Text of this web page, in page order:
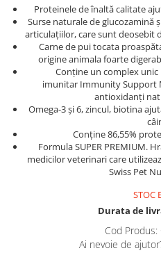
Proteinele de înaltă calitate
Surse naturale de glucozamină
articulațiilor, care sunt deosebit
Carne de pui tocata
origine animala foarte
Conține un complex
imunitar Immunity Support
antioxidanți
Omega-3 și 6, zincul, biotina
Conține 86,55%
Formula SUPER PREMIUM.
medicilor veterinari care
Swiss Pet
STOC
Durata de
Cod Produs:
Ai nevoie de